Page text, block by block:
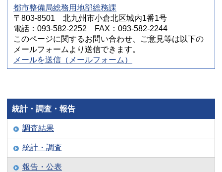
都市整備局総務用地部総務課
〒803-8501 北九州市小倉北区城内1番1号
電話：093-582-2252 FAX：093-582-2244
このページに関するお問い合わせ、ご意見等は以下の
メールフォームより送信できます。
メールを送信（メールフォーム）
統計・調査・報告
調査結果
統計・調査
報告・公表